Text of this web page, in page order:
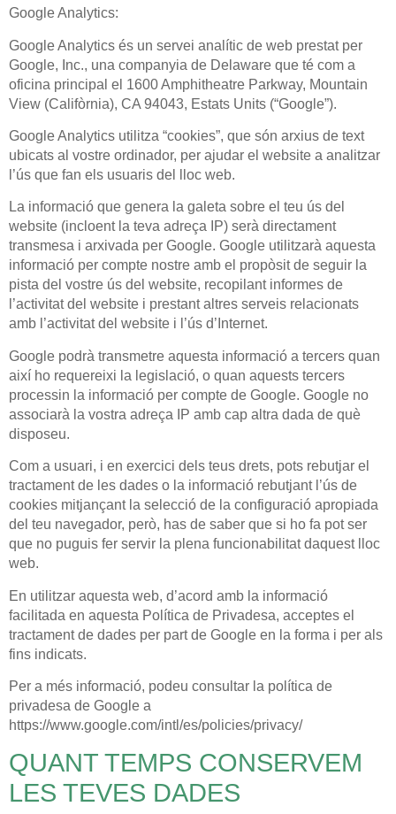
Google Analytics:
Google Analytics és un servei analític de web prestat per
Google, Inc., una companyia de Delaware que té com a
oficina principal el 1600 Amphitheatre Parkway, Mountain
View (Califòrnia), CA 94043, Estats Units (“Google”).
Google Analytics utilitza “cookies”, que són arxius de text
ubicats al vostre ordinador, per ajudar el website a analitzar
l’ús que fan els usuaris del lloc web.
La informació que genera la galeta sobre el teu ús del
website (incloent la teva adreça IP) serà directament
transmesa i arxivada per Google. Google utilitzarà aquesta
informació per compte nostre amb el propòsit de seguir la
pista del vostre ús del website, recopilant informes de
l’activitat del website i prestant altres serveis relacionats
amb l’activitat del website i l’ús d’Internet.
Google podrà transmetre aquesta informació a tercers quan
així ho requereixi la legislació, o quan aquests tercers
processin la informació per compte de Google. Google no
associarà la vostra adreça IP amb cap altra dada de què
disposeu.
Com a usuari, i en exercici dels teus drets, pots rebutjar el
tractament de les dades o la informació rebutjant l’ús de
cookies mitjançant la selecció de la configuració apropiada
del teu navegador, però, has de saber que si ho fa pot ser
que no puguis fer servir la plena funcionabilitat daquest lloc
web.
En utilitzar aquesta web, d’acord amb la informació
facilitada en aquesta Política de Privadesa, acceptes el
tractament de dades per part de Google en la forma i per als
fins indicats.
Per a més informació, podeu consultar la política de
privadesa de Google a
https://www.google.com/intl/es/policies/privacy/
QUANT TEMPS CONSERVEM
LES TEVES DADES